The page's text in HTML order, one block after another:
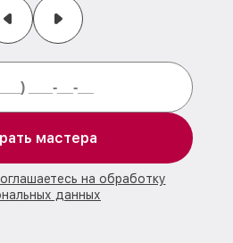
мастера
на обработку
данных